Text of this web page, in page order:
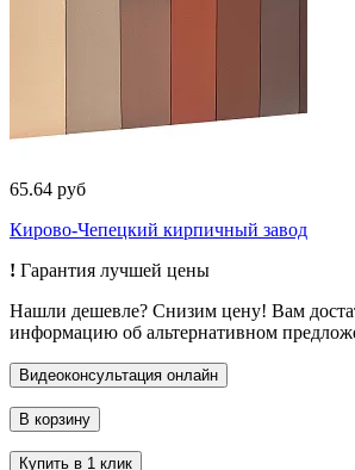
65.64 руб
Кирово-Чепецкий кирпичный завод
! Гарантия лучшей цены
Нашли дешевле? Снизим цену! Вам
информацию об альтернативном